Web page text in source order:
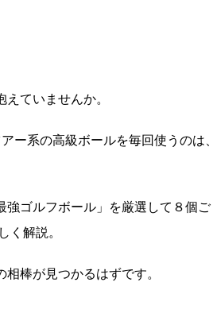
ていませんか。
ー系の高級ボールを毎回使うのは
強ゴルフボール」を厳選して８個ご
く解説。
棒が見つかるはずです。